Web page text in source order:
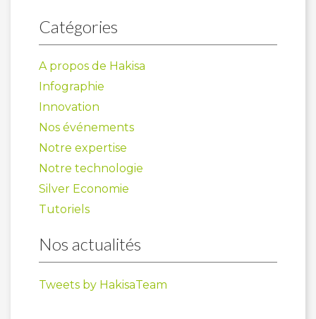
Catégories
A propos de Hakisa
Infographie
Innovation
Nos événements
Notre expertise
Notre technologie
Silver Economie
Tutoriels
Nos actualités
Tweets by HakisaTeam